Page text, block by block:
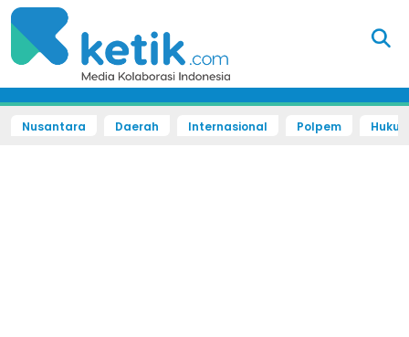
Nusantara Daerah Internasional Polpem